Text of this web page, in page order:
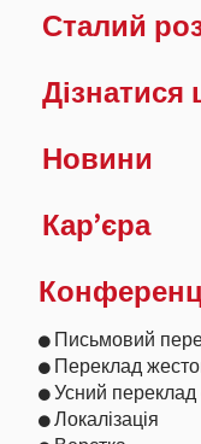
Сталий
Дізнатися
Новини
Кар’єра
Письмовий
Переклад
Усний
Локалізація